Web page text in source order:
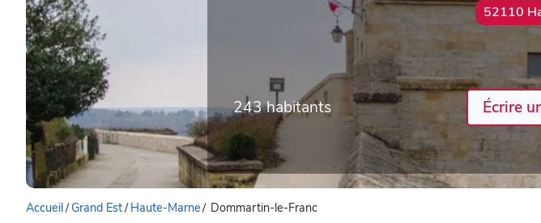
52110
243 habitants Écrire
Accueil/Grand Est/ Haute-Marne/ Dommartin-le-Franc